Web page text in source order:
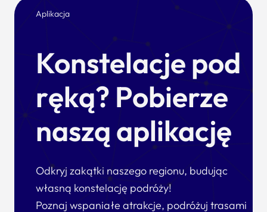
Aplikacja
Konstelacje pod
ręką? Pobierze
naszą aplikację
Odkryj zakątki naszego regionu, budując
własną konstelację podróży!
Poznaj wspaniałe atrakcje, podróżuj trasami